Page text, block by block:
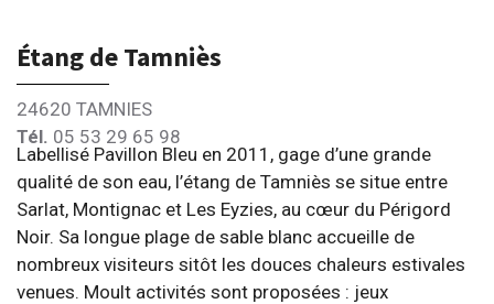
Étang de Tamniès
24620 TAMNIES
Tél. 05 53 29 65 98
Labellisé Pavillon Bleu en 2011, gage d’une grande
qualité de son eau, l’étang de Tamniès se situe entre
Sarlat, Montignac et Les Eyzies, au cœur du Périgord
Noir. Sa longue plage de sable blanc accueille de
nombreux visiteurs sitôt les douces chaleurs estivales
venues. Moult activités sont proposées : jeux